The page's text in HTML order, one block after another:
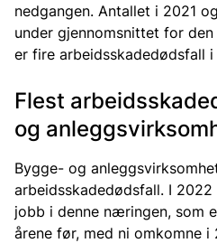
nedgangen. Antallet i 2021
under gjennomsnittet for
er fire arbeidsskadedødsfall
Flest
og
Bygge- og
arbeidsskadedødsfall. I
jobb i denne næringen, som
årene før, med ni omkomne